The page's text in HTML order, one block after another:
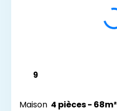
9
Maison 4 pièces - 68m²